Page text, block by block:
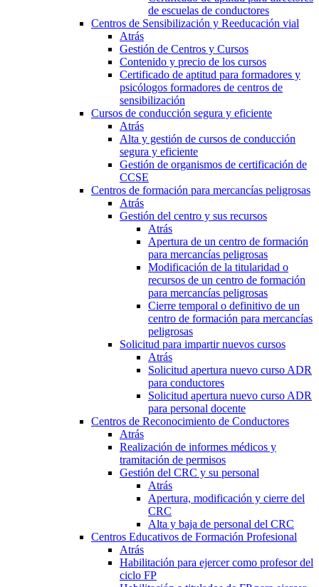
de escuelas de conductores
Centros de Sensibilización y Reeducación vial
Atrás
Gestión de Centros y Cursos
Contenido y precio de los cursos
Certificado de aptitud para formadores y
psicólogos formadores de centros de
sensibilización
Cursos de conducción segura y eficiente
Atrás
Alta y gestión de cursos de conducción
segura y eficiente
Gestión de organismos de certificación de
CCSE
Centros de formación para mercancías peligrosas
Atrás
Gestión del centro y sus recursos
Atrás
Apertura de un centro de formación
para mercancías peligrosas
Modificación de la titularidad o
recursos de un centro de formación
para mercancías peligrosas
Cierre temporal o definitivo de un
centro de formación para mercancías
peligrosas
Solicitud para impartir nuevos cursos
Atrás
Solicitud apertura nuevo curso ADR
para conductores
Solicitud apertura nuevo curso ADR
para personal docente
Centros de Reconocimiento de Conductores
Atrás
Realización de informes médicos y
tramitación de permisos
Gestión del CRC y su personal
Atrás
Apertura, modificación y cierre del
CRC
Alta y baja de personal del CRC
Centros Educativos de Formación Profesional
Atrás
Habilitación para ejercer como profesor del
ciclo FP